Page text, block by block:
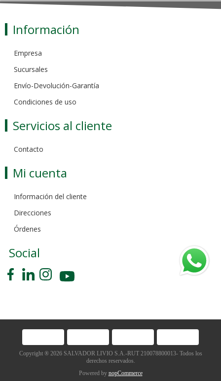
Información
Empresa
Sucursales
Envío-Devolución-Garantía
Condiciones de uso
Servicios al cliente
Contacto
Mi cuenta
Información del cliente
Direcciones
Órdenes
Social
Copyright ® 2026 SALVADOR LIVIO S.A.-RUT 210078800013- Todos los
derechos reservados.
Powered by nopCommerce